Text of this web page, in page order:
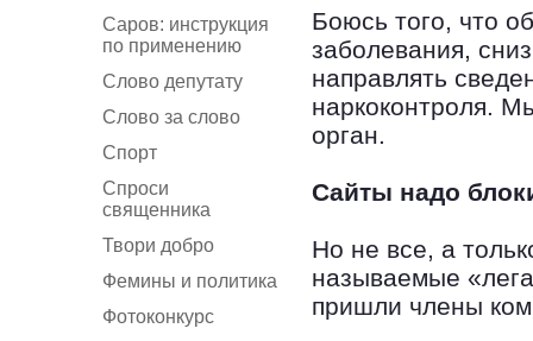
Саров: инструкция
по применению
Слово депутату
Слово за слово
Спорт
Спроси
священника
Твори добро
Фемины и политика
Фотоконкурс
Боюсь того, что
заболевания,
направлять
наркоконтроля.
орган.
Сайты надо
Но не все, а
называемые
пришли члены